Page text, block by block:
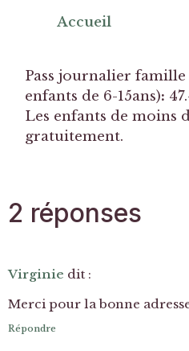
Accueil
Pass journalier famille
enfants de 6-15ans):
Les enfants de moins
gratuitement.
2 réponses
Virginie dit :
Merci pour la bonne
Répondre